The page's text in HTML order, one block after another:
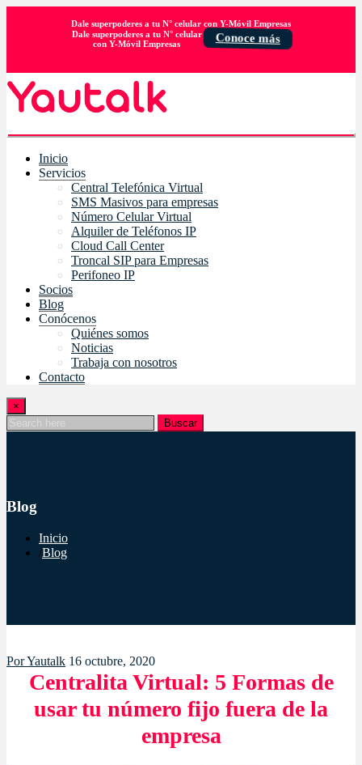
Dale superpoderes a tu N° celular con Y-Móvil Empresas
Dale superpoderes a tu N° celular
con Y-Móvil Empresas
Conoce más
Inicio
Servicios
Central Telefónica Virtual
SMS Masivos para empresas
Número Celular Virtual
Alquiler de Teléfonos IP
Cloud Call Center
Troncal SIP para Empresas
Perifoneo IP
Socios
Blog
Conócenos
Quiénes somos
Noticias
Trabaja con nosotros
Contacto
×
Buscar
Blog
Inicio
Blog
PorYautalk 16 octubre, 2020
Centralita Virtual: 5 Formas de
usar tu número fijo fuera de la
empresa